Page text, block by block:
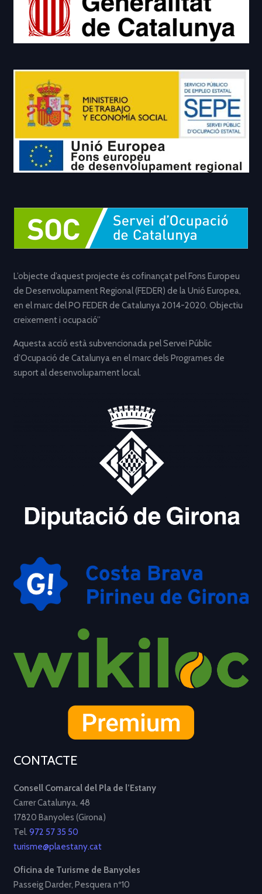
L’objecte d’aquest projecte és cofinançat pel Fons Europeu
de Desenvolupament Regional (FEDER) de la Unió Europea,
en el marc del PO FEDER de Catalunya 2014-2020. Objectiu
creixement i ocupació”
Aquesta acció està subvencionada pel Servei Públic
d’Ocupació de Catalunya en el marc dels Programes de
suport al desenvolupament local.
CONTACTE
Consell Comarcal del Pla de l’Estany
Carrer Catalunya, 48
17820 Banyoles (Girona)
Tel. 972 57 35 50
turisme@plaestany.cat
Oficina de Turisme de Banyoles
Passeig Darder, Pesquera nº10